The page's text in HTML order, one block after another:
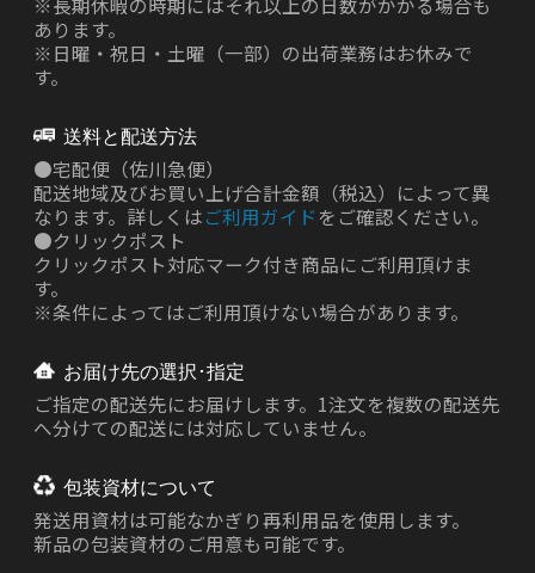
あります。
※日曜・祝日・土曜（一部）の出荷業務はお休みで
す。
送料と配送方法
●宅配便（佐川急便）
配送地域及びお買い上げ合計金額（税込）によって異
なります。詳しくはご利用ガイド をご確認ください。
●クリックポスト
クリックポスト対応マーク付き商品にご利用頂けま
す。
※条件によってはご利用頂けない場合があります。
お届け先の選択･指定
ご指定の配送先にお届けします。1注文を複数の配送先
へ分けての配送には対応していません。
包装資材について
発送用資材は可能なかぎり再利用品を使用します。
新品の包装資材のご用意も可能です。